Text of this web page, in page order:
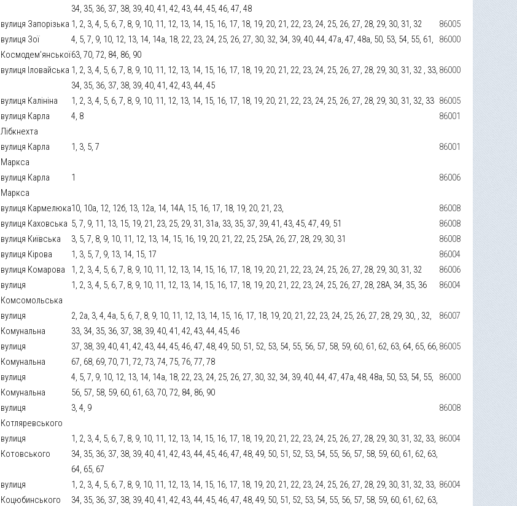
34, 35, 36, 37, 38, 39, 40, 41, 42, 43, 44, 45, 46, 47, 48
вулиця Запорізька 1, 2, 3, 4, 5, 6, 7, 8, 9, 10, 11, 12, 13, 14, 15, 16, 17, 18, 19, 20, 21, 22, 23, 24, 25, 26, 27, 28, 29, 30, 31, 32
86005
вулиця Зої
Космодем’янської
4, 5, 7, 9, 10, 12, 13, 14, 14а, 18, 22, 23, 24, 25, 26, 27, 30, 32, 34, 39, 40, 44, 47а, 47, 48а, 50, 53, 54, 55, 61,
63, 70, 72, 84, 86, 90
86000
вулиця Іловайська 1, 2, 3, 4, 5, 6, 7, 8, 9, 10, 11, 12, 13, 14, 15, 16, 17, 18, 19, 20, 21, 22, 23, 24, 25, 26, 27, 28, 29, 30, 31, 32 , 33,
34, 35, 36, 37, 38, 39, 40, 41, 42, 43, 44, 45
86000
вулиця Калініна 1, 2, 3, 4, 5, 6, 7, 8, 9, 10, 11, 12, 13, 14, 15, 16, 17, 18, 19, 20, 21, 22, 23, 24, 25, 26, 27, 28, 29, 30, 31, 32, 33 86005
вулиця Карла
Лібкнехта
4, 8 86001
вулиця Карла
Маркса
1, 3, 5, 7 86001
вулиця Карла
Маркса
1 86006
вулиця Кармелюка10, 10а, 12, 12б, 13, 12а, 14, 14А, 15, 16, 17, 18, 19, 20, 21, 23,
86008
вулиця Каховська 5, 7, 9, 11, 13, 15, 19, 21, 23, 25, 29, 31, 31а, 33, 35, 37, 39, 41, 43, 45, 47, 49, 51
86008
вулиця Київська
3, 5, 7, 8, 9, 10, 11, 12, 13, 14, 15, 16, 19, 20, 21, 22, 25, 25А, 26, 27, 28, 29, 30, 31
86008
вулиця Кірова
1, 3, 5, 7, 9, 13, 14, 15, 17
86004
вулиця Комарова
1, 2, 3, 4, 5, 6, 7, 8, 9, 10, 11, 12, 13, 14, 15, 16, 17, 18, 19, 20, 21, 22, 23, 24, 25, 26, 27, 28, 29, 30, 31, 32
86006
вулиця
Комсомольська
1, 2, 3, 4, 5, 6, 7, 8, 9, 10, 11, 12, 13, 14, 15, 16, 17, 18, 19, 20, 21, 22, 23, 24, 25, 26, 27, 28, 28А, 34, 35, 36 86004
вулиця
Комунальна
2, 2а, 3, 4, 4а, 5, 6, 7, 8, 9, 10, 11, 12, 13, 14, 15, 16, 17, 18, 19, 20, 21, 22, 23, 24, 25, 26, 27, 28, 29, 30, , 32,
33, 34, 35, 36, 37, 38, 39, 40, 41, 42, 43, 44, 45, 46
86007
вулиця
Комунальна
37, 38, 39, 40, 41, 42, 43, 44, 45, 46, 47, 48, 49, 50, 51, 52, 53, 54, 55, 56, 57, 58, 59, 60, 61, 62, 63, 64, 65, 66,
67, 68, 69, 70, 71, 72, 73, 74, 75, 76, 77, 78
86005
вулиця
Комунальна
4, 5, 7, 9, 10, 12, 13, 14, 14а, 18, 22, 23, 24, 25, 26, 27, 30, 32, 34, 39, 40, 44, 47, 47а, 48, 48а, 50, 53, 54, 55,
56, 57, 58, 59, 60, 61, 63, 70, 72, 84, 86, 90
86000
вулиця
Котляревського
3, 4, 9 86008
вулиця
Котовського
1, 2, 3, 4, 5, 6, 7, 8, 9, 10, 11, 12, 13, 14, 15, 16, 17, 18, 19, 20, 21, 22, 23, 24, 25, 26, 27, 28, 29, 30, 31, 32, 33,
34, 35, 36, 37, 38, 39, 40, 41, 42, 43, 44, 45, 46, 47, 48, 49, 50, 51, 52, 53, 54, 55, 56, 57, 58, 59, 60, 61, 62, 63,
64, 65, 67
86004
вулиця
Коцюбинського
1, 2, 3, 4, 5, 6, 7, 8, 9, 10, 11, 12, 13, 14, 15, 16, 17, 18, 19, 20, 21, 22, 23, 24, 25, 26, 27, 28, 29, 30, 31, 32, 33,
34, 35, 36, 37, 38, 39, 40, 41, 42, 43, 44, 45, 46, 47, 48, 49, 50, 51, 52, 53, 54, 55, 56, 57, 58, 59, 60, 61, 62, 63,
86004